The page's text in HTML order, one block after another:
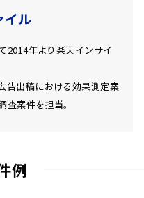
イル
2014年より楽天インサイ
告出稿における効果測定案
案件を担当。
例